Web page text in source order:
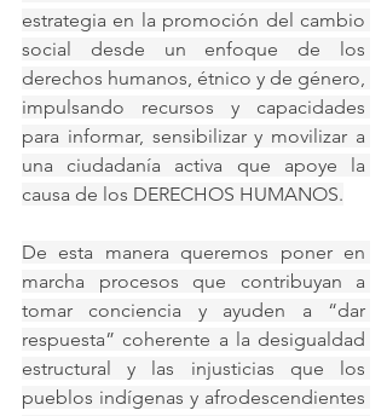
estrategia en la promoción del cambio
social desde un enfoque de los
derechos humanos, étnico y de género,
impulsando recursos y capacidades
para informar, sensibilizar y movilizar a
una ciudadanía activa que apoye la
causa de los DERECHOS HUMANOS.
De esta manera queremos poner en
marcha procesos que contribuyan a
tomar conciencia y ayuden a “dar
respuesta” coherente a la desigualdad
estructural y las injusticias que los
pueblos indígenas y afrodescendientes